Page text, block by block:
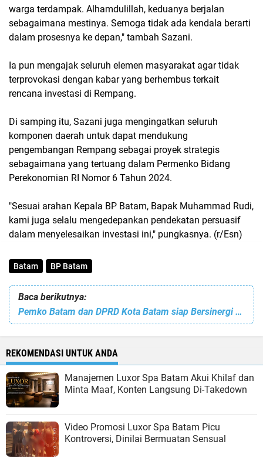
warga terdampak. Alhamdulillah, keduanya berjalan
sebagaimana mestinya. Semoga tidak ada kendala berarti
dalam prosesnya ke depan," tambah Sazani.
Ia pun mengajak seluruh elemen masyarakat agar tidak
terprovokasi dengan kabar yang berhembus terkait
rencana investasi di Rempang.
Di samping itu, Sazani juga mengingatkan seluruh
komponen daerah untuk dapat mendukung
pengembangan Rempang sebagai proyek strategis
sebagaimana yang tertuang dalam Permenko Bidang
Perekonomian RI Nomor 6 Tahun 2024.
"Sesuai arahan Kepala BP Batam, Bapak Muhammad Rudi,
kami juga selalu mengedepankan pendekatan persuasif
dalam menyelesaikan investasi ini," pungkasnya. (r/Esn)
Batam BP Batam
Baca berikutnya:
Pemko Batam dan DPRD Kota Batam siap Bersinergi Membangun Batam Berkelanjutan
REKOMENDASI UNTUK ANDA
Manajemen Luxor Spa Batam Akui Khilaf dan
Minta Maaf, Konten Langsung Di-Takedown
Video Promosi Luxor Spa Batam Picu
Kontroversi, Dinilai Bermuatan Sensual